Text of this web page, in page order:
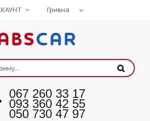
CAR
067 260 33 17
093 360 42 55
050 730 47 97